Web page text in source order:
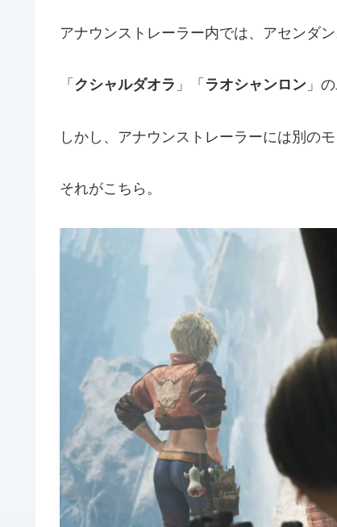
アナウンストレーラー内では、アセンダ
「 クシャルダオラ 」「 ラオシャンロン 」
しかし、アナウンストレーラーには別の
それがこちら。